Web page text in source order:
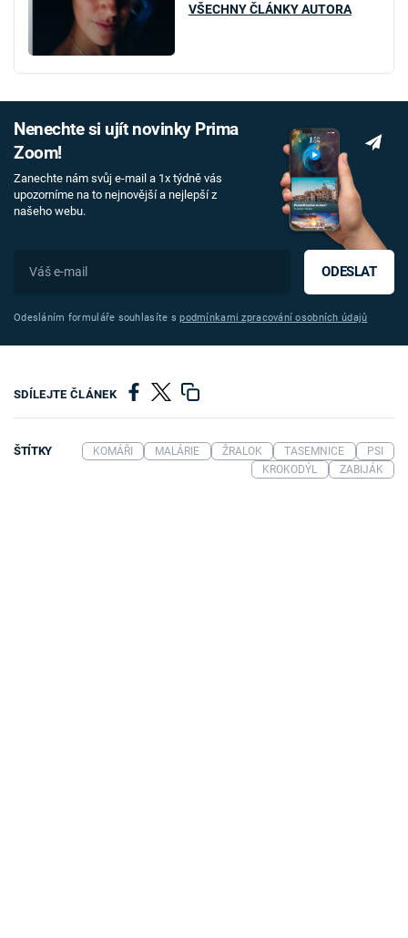
VŠECHNY ČLÁNKY AUTORA
Nenechte si ujít novinky Prima
Zoom!
Zanechte nám svůj e-mail a 1x týdně vás
upozorníme na to nejnovější a nejlepší z
našeho webu.
ODESLAT
Odesláním formuláře souhlasíte spodmínkami zpracování osobních údajů
SDÍLEJTE ČLÁNEK
ŠTÍTKY KOMÁŘI MALÁRIE ŽRALOK TASEMNICE
PSI
KROKODÝL
ZABIJÁK